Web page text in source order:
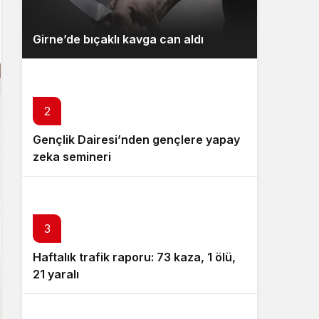
Gece Modu
Gece modunu seçin.
Girne’de bıçaklı kavga can aldı
2
Gençlik Dairesi’nden gençlere yapay
zeka semineri
3
Haftalık trafik raporu: 73 kaza, 1 ölü,
21 yaralı